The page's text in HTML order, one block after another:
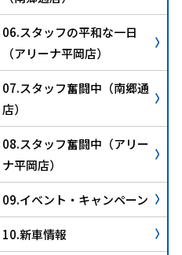
06.スタッフの平和な一日
（アリーナ平岡店）
07.スタッフ奮闘中（南郷通
店）
08.スタッフ奮闘中（アリー
ナ平岡店）
09.イベント・キャンペーン
10.新車情報